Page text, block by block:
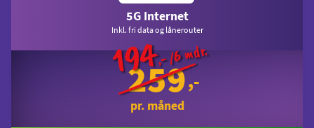
5G Internet
Inkl. fri data og lånerouter
194,- /6 mdr.
259
pr. måned